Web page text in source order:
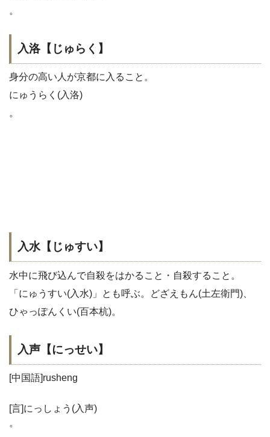
。
入洛【じゅらく】
身分の高い人が京都に入ること。
にゅうらく(入洛)
。
入水【じゅすい】
水中に飛び込んで自殺をはかること・自殺すること。
「にゅうすい(入水)」とも呼ぶ。どざえもん(土左衛門)、
ひゃっぽんくい(百本杭)。
入声【にっせい】
[中国語]rusheng
[言]にっしょう(入声)
。